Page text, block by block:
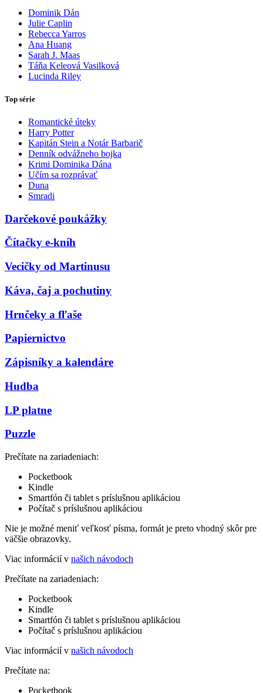
Dominik Dán
Julie Caplin
Rebecca Yarros
Ana Huang
Sarah J. Maas
Táňa Keleová Vasilková
Lucinda Riley
Top série
Romantické úteky
Harry Potter
Kapitán Stein a Notár Barbarič
Denník odvážneho bojka
Krimi Dominika Dána
Učím sa rozprávať
Duna
Smradi
Darčekové poukážky
Čítačky e-kníh
Vecičky od Martinusu
Káva, čaj a pochutiny
Hrnčeky a fľaše
Papiernictvo
Zápisníky a kalendáre
Hudba
LP platne
Puzzle
Prečítate na zariadeniach:
Pocketbook
Kindle
Smartfón či tablet s príslušnou aplikáciou
Počítač s príslušnou aplikáciou
Nie je možné meniť veľkosť písma, formát je preto vhodný skôr pre
väčšie obrazovky.
Viac informácií v našich návodoch
Prečítate na zariadeniach:
Pocketbook
Kindle
Smartfón či tablet s príslušnou aplikáciou
Počítač s príslušnou aplikáciou
Viac informácií v našich návodoch
Prečítate na:
Pocketbook